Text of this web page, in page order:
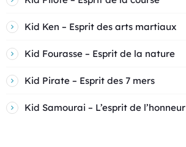
Kid Ken – Esprit des arts martiaux
Kid Fourasse – Esprit de la nature
Kid Pirate – Esprit des 7 mers
Kid Samourai – L’esprit de l’honneur